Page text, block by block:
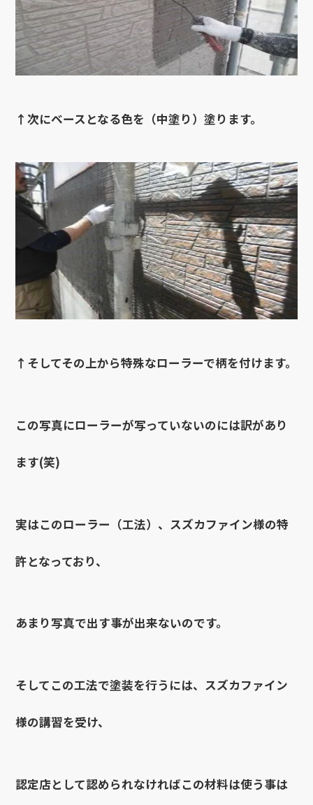
↑次にベースとなる色を（中塗り）塗ります。
↑そしてその上から特殊なローラーで柄を付けます。
この写真にローラーが写っていないのには訳があり
ます(笑)
実はこのローラー（工法）、スズカファイン様の特
許となっており、
あまり写真で出す事が出来ないのです。
そしてこの工法で塗装を行うには、スズカファイン
様の講習を受け、
認定店として認められなければこの材料は使う事は